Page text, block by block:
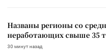
Названы регионы со
неработающих свыше 35
30 минут назад